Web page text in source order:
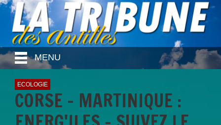
MENU
ECOLOGIE
CORSE - MARTINIQUE :